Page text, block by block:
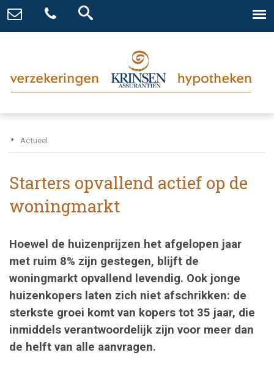
Actueel
Starters opvallend actief op de
woningmarkt
Hoewel de huizenprijzen het afgelopen jaar
met ruim 8% zijn gestegen, blijft de
woningmarkt opvallend levendig. Ook jonge
huizenkopers laten zich niet afschrikken: de
sterkste groei komt van kopers tot 35 jaar, die
inmiddels verantwoordelijk zijn voor meer dan
de helft van alle aanvragen.